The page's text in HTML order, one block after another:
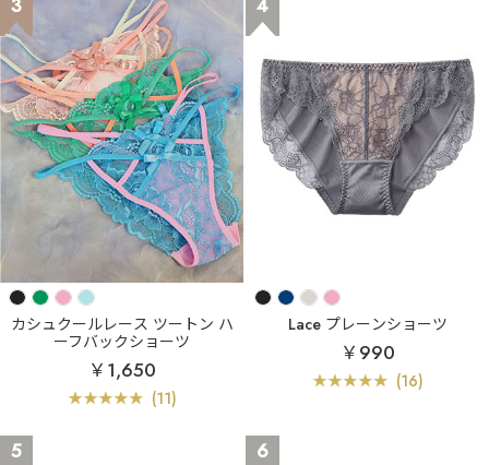
3
カシュクールレース ツートン ハ
ーフバックショーツ
￥1,650
(11)
4
Lace プレーンショーツ
￥990
(16)
5 6